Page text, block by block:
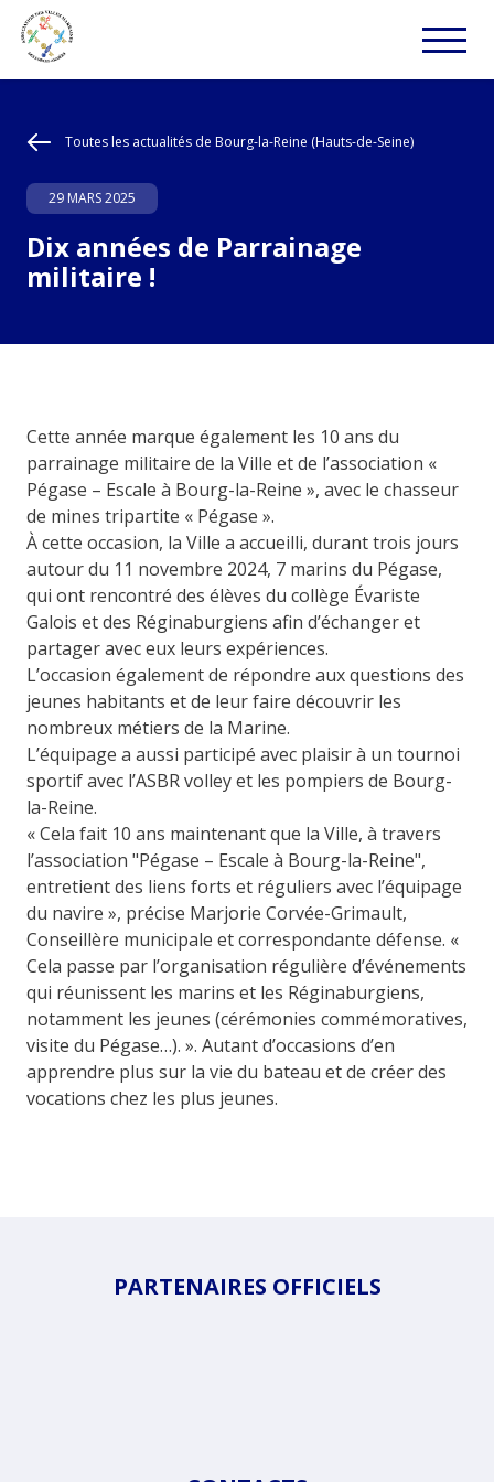
Toutes les actualités de Bourg-la-Reine (Hauts-de-Seine)
29 MARS 2025
Dix années de Parrainage
militaire !
Cette année marque également les 10 ans du
parrainage militaire de la Ville et de l’association «
Pégase – Escale à Bourg-la-Reine », avec le chasseur
de mines tripartite « Pégase ».
À cette occasion, la Ville a accueilli, durant trois jours
autour du 11 novembre 2024, 7 marins du Pégase,
qui ont rencontré des élèves du collège Évariste
Galois et des Réginaburgiens afin d’échanger et
partager avec eux leurs expériences.
L’occasion également de répondre aux questions des
jeunes habitants et de leur faire découvrir les
nombreux métiers de la Marine.
L’équipage a aussi participé avec plaisir à un tournoi
sportif avec l’ASBR volley et les pompiers de Bourg-
la-Reine.
« Cela fait 10 ans maintenant que la Ville, à travers
l’association "Pégase – Escale à Bourg-la-Reine",
entretient des liens forts et réguliers avec l’équipage
du navire », précise Marjorie Corvée-Grimault,
Conseillère municipale et correspondante défense. «
Cela passe par l’organisation régulière d’événements
qui réunissent les marins et les Réginaburgiens,
notamment les jeunes (cérémonies commémoratives,
visite du Pégase…). ». Autant d’occasions d’en
apprendre plus sur la vie du bateau et de créer des
vocations chez les plus jeunes.
PARTENAIRES OFFICIELS